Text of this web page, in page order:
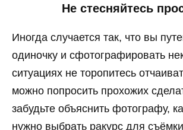
Не стесняйтесь
Иногда случается так, что вы
одиночку и сфотографировать
ситуациях не торопитесь
можно попросить прохожих
забудьте объяснить фотографу,
нужно выбрать ракурс для